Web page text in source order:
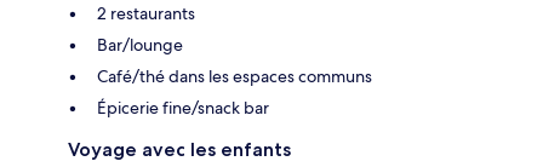
2 restaurants
Bar/lounge
Café/thé dans les espaces communs
Épicerie fine/snack bar
Voyage avec les enfants